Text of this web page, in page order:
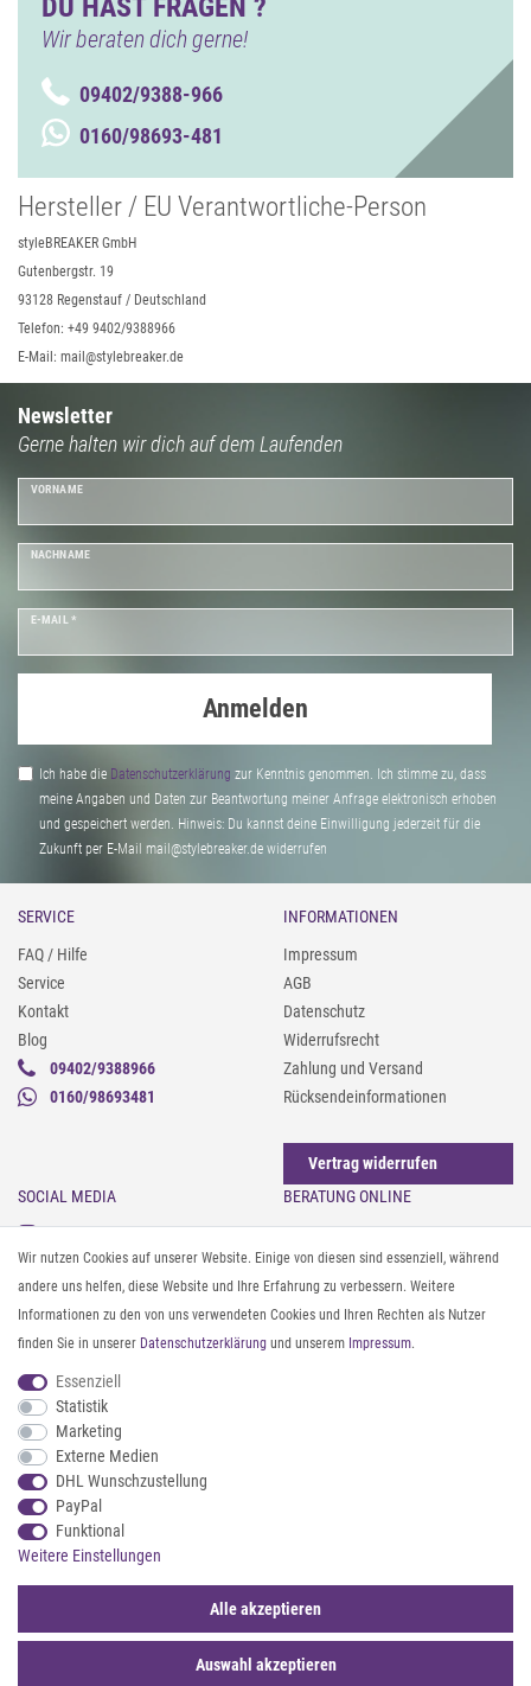
DU HAST FRAGEN ?
Wir beraten dich gerne!
09402/9388-966
0160/98693-481
Hersteller / EU Verantwortliche-Person
styleBREAKER GmbH
Gutenbergstr. 19
93128 Regenstauf / Deutschland
Telefon: +49 9402/9388966
E-Mail: mail@stylebreaker.de
Newsletter
Gerne halten wir dich auf dem Laufenden
VORNAME
NACHNAME
E-MAIL *
Anmelden
Ich habe die Daten­schutz­erklärung zur Kenntnis genommen. Ich stimme zu, dass
meine Angaben und Daten zur Beantwortung meiner Anfrage elektronisch erhoben
und gespeichert werden. Hinweis: Du kannst deine Einwilligung jederzeit für die
Zukunft per E-Mail mail@stylebreaker.de widerrufen
SERVICE
FAQ / Hilfe
Service
Kontakt
Blog
09402/9388966
0160/98693481
INFORMATIONEN
Impressum
AGB
Datenschutz
Widerrufsrecht
Zahlung und Versand
Rücksendeinformationen
Vertrag widerrufen
SOCIAL MEDIA
Instagram
Facebook
Pinterest
Twitter
Youtube
Threads
BERATUNG ONLINE
Gürtel messen & kürzen
Sonnenbrillen & UV-Schutz
Textilpflege
Textil- und Material-Guide
Geldbörse richtig organisieren
ZAHLUNG & VERSAND
Wir nutzen Cookies auf unserer Website. Einige von diesen sind essenziell, während
andere uns helfen, diese Website und Ihre Erfahrung zu verbessern. Weitere
Informationen zu den von uns verwendeten Cookies und Ihren Rechten als Nutzer
finden Sie in unserer Daten­schutz­erklärung und unserem Impressum.
Essenziell
Statistik
Marketing
Externe Medien
DHL Wunschzustellung
PayPal
Funktional
Weitere Einstellungen
Auswahl akzeptieren
Alle akzeptieren
© 2026 styleBREAKER | Alle Rechte vorbehalten. |